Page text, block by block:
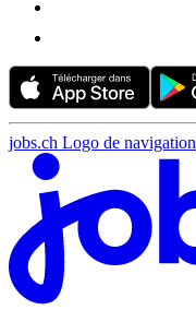
jobs.ch Logo de navigation